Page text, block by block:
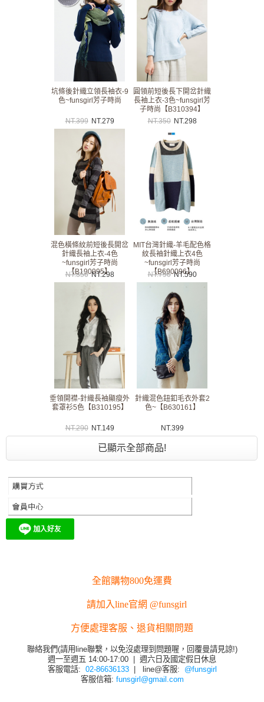
坑條後針織立領長袖衣-9
色~funsgirl芳子時尚
NT.399 NT.279
圓領前短後長下開岔針織
長袖上衣-3色~funsgirl芳
子時尚【B310394】
NT.350 NT.298
混色橫條紋前短後長開岔
針織長袖上衣-4色
~funsgirl芳子時尚
【B190995】
NT.350 NT.298
MIT台灣針織-羊毛配色格
紋長袖針織上衣4色
~funsgirl芳子時尚
【B690096】
NT.790 NT.590
垂領開襟-針織長袖顯瘦外
套罩衫5色【B310195】
NT.290 NT. 149
針織混色鈕釦毛衣外套2
色~【B630161】
NT.399
已顯示全部商品!
全館購物800免運費
請加入line官網 @funsgirl
方便處理客服、退貨相關問題
聯絡我們(請用line聯繫，以免沒處理到問題喔，回覆曼請見諒!)
週一至週五 14:00-17:00 | 週六日及國定假日休息
客服電話: 02-86636133| line@客服: @funsgirl
客服信箱: funsgirl@gmail.com